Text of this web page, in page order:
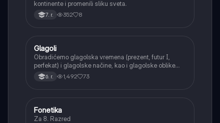
kontinente i promenili sliku sveta.
7. r. 352 8
Srpski jezik
Glagoli
Obradićemo glagolska vremena (prezent, futur I,
perfekat) i glagolske načine, kao i glagolske oblike
(infinitiv, glagolski pridevi i prilozi) i glagolski vid
(svršeni i nesvršeni).
6. r. 1,492 73
Srpski jezik
Fonetika
Za 8. Razred